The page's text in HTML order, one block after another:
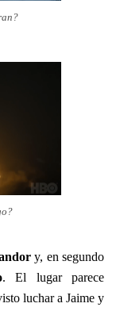
y, en segundo
. El lugar parece
luchar a Jaime y